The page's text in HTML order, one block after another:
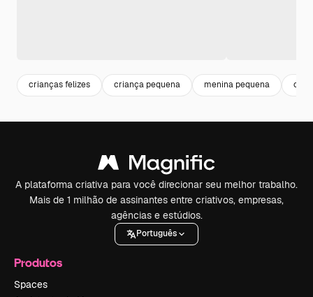
crianças felizes criança pequena menina pequena
A plataforma criativa para você direcionar seu melhor trabalho.
Mais de 1 milhão de assinantes entre criativos, empresas,
agências e estúdios.
Português
Produtos
Spaces